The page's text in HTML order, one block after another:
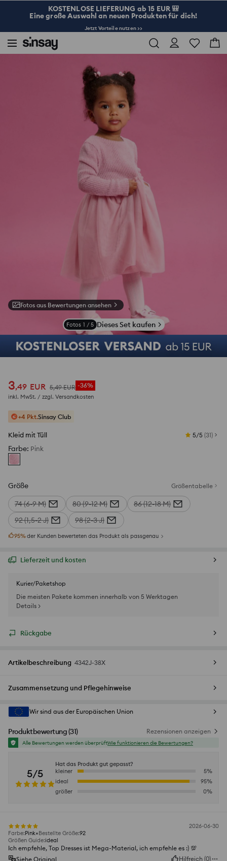
KOSTENLOSE LIEFERUNG ab 15 EUR 🎒
Eine große Auswahl an neuen Produkten für dich!
Jetzt Vorteile nutzen >>
Fotos aus Bewertungen ansehen
Fotos 1 / 5 Dieses Set kaufen
3,49 EUR 5,49 EUR -36%
inkl. MwSt. / zzgl. Versandkosten
+4 Pkt.Sinsay Club
Kleid mit Tüll 5/5 (31)
Farbe: Pink
Größe Größentabelle
74 (6-9 M) 80 (9-12 M)
86 (12-18 M)
92 (1,5-2 J)
98 (2-3 J)
95%der Kunden bewerteten das Produkt als passgenau
Lieferzeit und kosten
Kurier/Paketshop
Die meisten Pakete kommen innerhalb von 5 Werktagen
Details >
Rückgabe
Artikelbeschreibung 4342J-38X
Zusammensetzung und Pflegehinweise
Wir sind aus der Europäischen Union
Produktbewertung(31) Rezensionen anzeigen
Alle Bewertungen werden überprüftWie funktionieren die Bewertungen?
5/5
Hat das Produkt gut gepasst?
kleiner
5%
ideal
95%
größer
0%
2026-06-30
Farbe:Pink Bestellte Größe:92
Größen Guide:ideal
Ich empfehle, Top Dresses ist Mega-Material, ich empfehle es :) 💯
Siehe Original
Hilfreich (0)